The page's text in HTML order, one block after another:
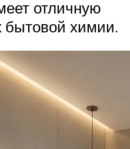
отличную
бытовой химии.